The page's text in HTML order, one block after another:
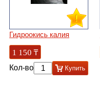
Гидроокись калия
1 150 ₸
Кол-во Купить